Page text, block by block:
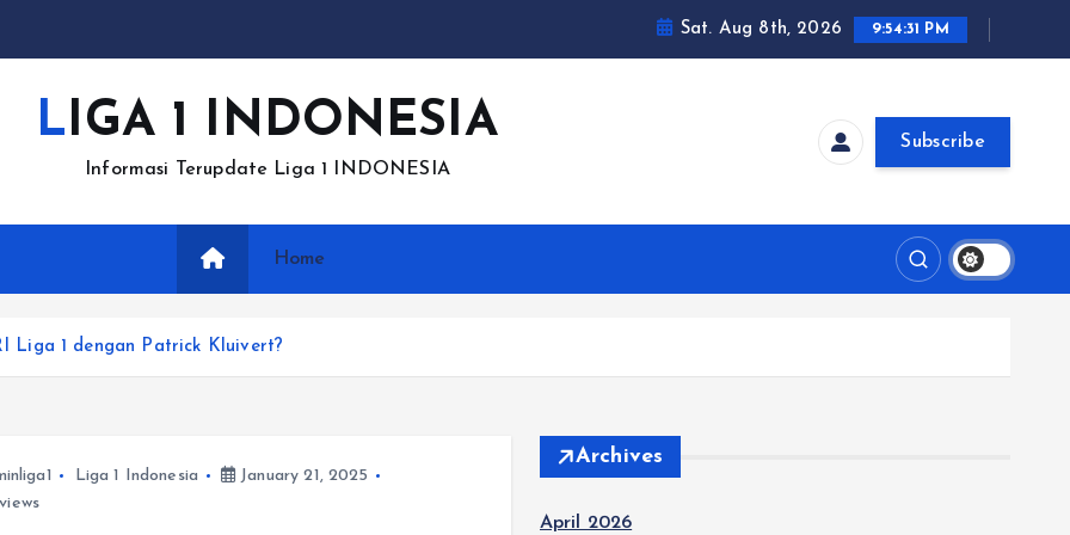
Sat. Aug 8th, 2026 9:54:32 PM
LIGA 1 INDONESIA
Informasi Terupdate Liga 1 INDONESIA
Subscribe
Home
Liga 1 dengan Patrick Kluivert?
Liga 1 Indonesia
January 21, 2025
Archives
April 2026